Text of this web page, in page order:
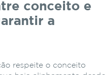
conceito e
a
respeite o conceito